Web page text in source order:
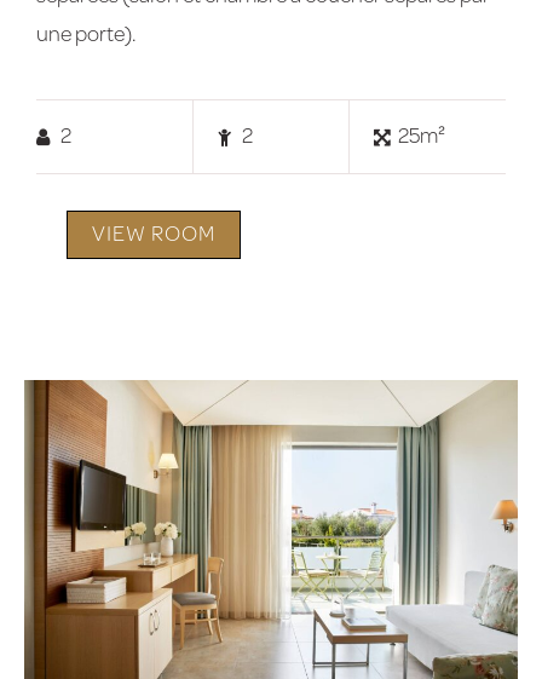
une porte).
2 2 25m²
VIEW ROOM